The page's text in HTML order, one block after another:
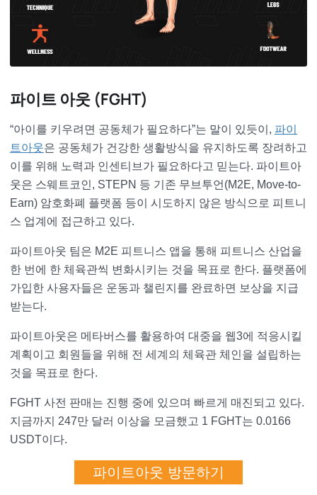
파이트 아웃 (FGHT)
“아이를 키우려면 공동체가 필요하다”는 말이 있듯이, 파이
트아웃은 공동체가 건강한 생활방식을 유지하도록 장려하고
이를 위해 노력과 인센티브가 필요하다고 믿는다. 파이트아
웃은 스웨트코인, STEPN 등 기존 무브투언(M2E, Move-to-
Earn) 암호화폐 플랫폼 등이 시도하지 않은 방식으로 피트니
스 업계에 접근하고 있다.
파이트아웃 팀은 M2E 피트니스 앱을 통해 피트니스 산업을
한 번에 한 체육관씩 변화시키는 것을 목표로 한다. 플랫폼에
가입한 사용자들은 운동과 챌린지를 완료하면 보상을 지급
받는다.
파이트아웃은 메타버스를 활용하여 대중을 웹3에 적응시킬
계획이고 회원들을 위해 전 세계의 체육관 체인을 설립하는
것을 목표로 한다.
FGHT 사전 판매는 진행 중에 있으며 빠르게 매진되고 있다.
지금까지 247만 달러 이상을 모금했고 1 FGHT는 0.0166
USDT이다.
파이트아웃 방문하기